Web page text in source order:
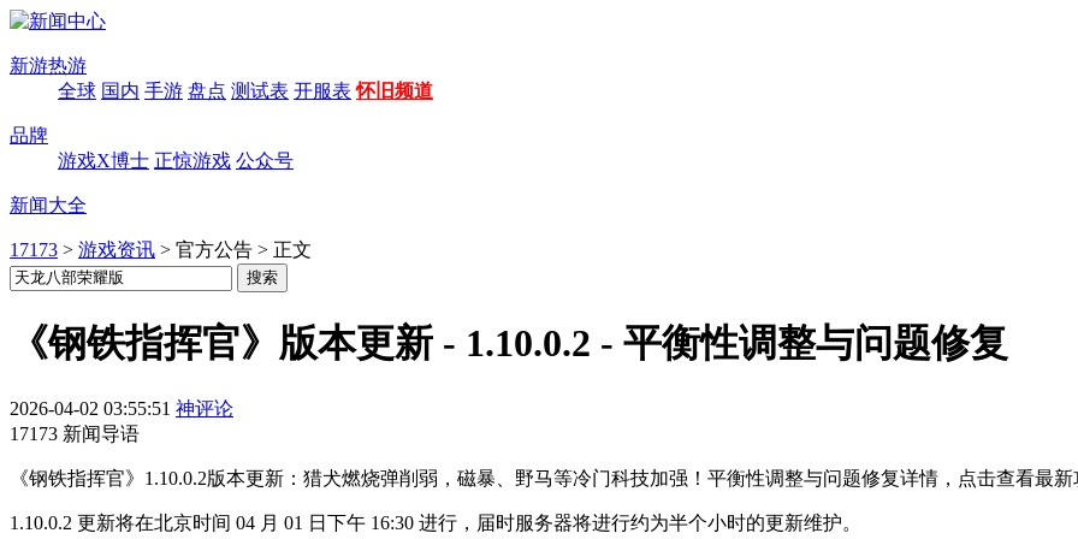
新游热游
全球 国内 手游 盘点 测试表 开服表 怀旧频道
品牌
游戏X博士 正惊游戏 公众号
新闻大全
17173 > 游戏资讯 > 官方公告 > 正文
《钢铁指挥官》版本更新 - 1.10.0.2 - 平衡性调整与问题修复
2026-04-02 03:55:51 神评论
17173 新闻导语
《钢铁指挥官》1.10.0.2版本更新：猎犬燃烧弹削弱，磁暴、野马等冷门科技加强！平衡性调整与问题修复详情，点击查看最
1.10.0.2 更新将在北京时间 04 月 01 日下午 16:30 进行，届时服务器将进行约为半个小时的更新维护。